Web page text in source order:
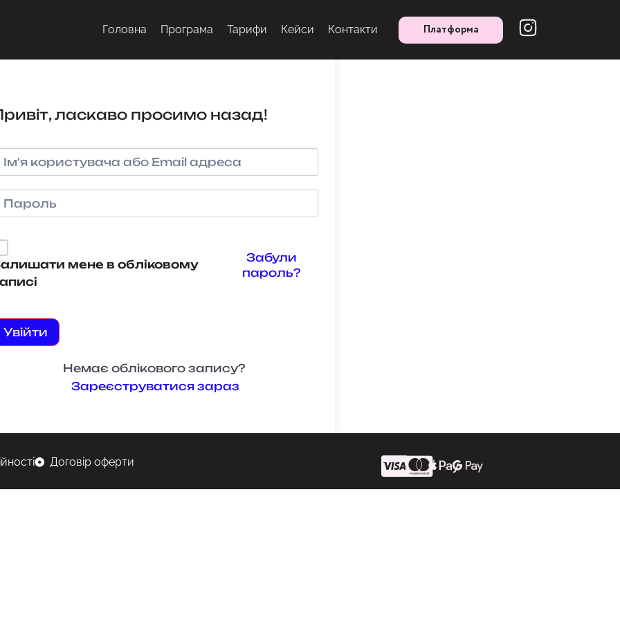
Головна Програма Тарифи Кейси Контакти Платформа
ласкаво просимо назад!
мене в обліковому
Забули
пароль?
Увійти
Немає облікового запису?
Зареєструватися зараз
Договір оферти